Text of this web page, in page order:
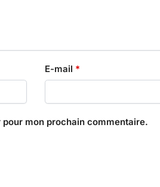
E-mail *
mon prochain commentaire.